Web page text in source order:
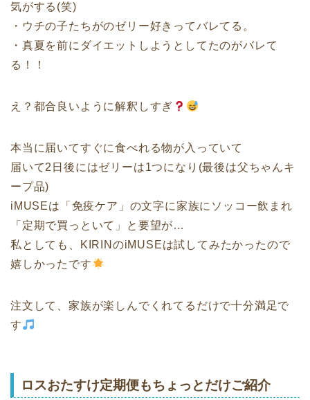
気がする(笑)
・ウチの子たちがのゼリー好きってバレてる。
・真夏を前にダイエットしようとしてたのがバレて
る！！
え？都合良いように解釈しすぎ
本当に届いてすぐに食べれる物が入っていて
届いて2日後にはゼリーは1つになり(最後は父ちゃんキ
ープ品)
iMUSEは「免疫ケア」の文字に家族にソッコー飲まれ
「定期で買っといて」と要望が…
私としても、KIRINのiMUSEは試してみたかったので
嬉しかったです
注文して、家族が楽しんでくれてるだけで十分満足で
す
ロスおたすけ定期便もちょっとだけご紹介